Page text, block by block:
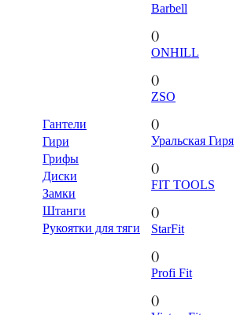
Гантели
Гири
Грифы
Диски
Замки
Штанги
Рукоятки для тяги
Barbell
()
ONHILL
()
ZSO
()
Уральская Гиря
()
FIT TOOLS
()
StarFit
()
Profi Fit
()